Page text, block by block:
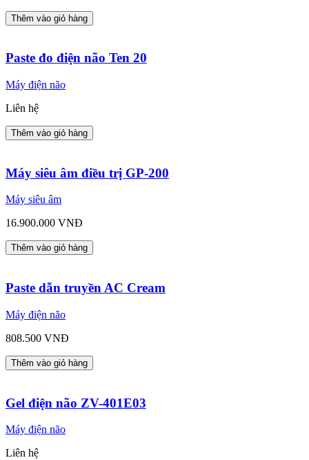
Thêm vào giỏ hàng
Paste đo điện não Ten 20
Máy điện não
Liên hệ
Thêm vào giỏ hàng
Máy siêu âm điều trị GP-200
Máy siêu âm
16.900.000 VNĐ
Thêm vào giỏ hàng
Paste dẫn truyền AC Cream
Máy điện não
808.500 VNĐ
Thêm vào giỏ hàng
Gel điện não ZV-401E03
Máy điện não
Liên hệ